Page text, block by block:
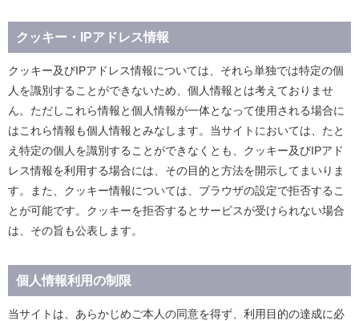
クッキー・IPアドレス情報
クッキー及びIPアドレス情報については、それら単独では特定の個
人を識別することができないため、個人情報とは考えておりませ
ん。ただしこれら情報と個人情報が一体となって使用される場合に
はこれら情報も個人情報とみなします。当サイトにおいては、たと
え特定の個人を識別することができなくとも、クッキー及びIPアド
レス情報を利用する場合には、その目的と方法を開示してまいりま
す。また、クッキー情報については、ブラウザの設定で拒否するこ
とが可能です。クッキーを拒否するとサービスが受けられない場合
は、その旨も公表します。
個人情報利用の制限
当サイトは、あらかじめご本人の同意を得ず、利用目的の達成に必